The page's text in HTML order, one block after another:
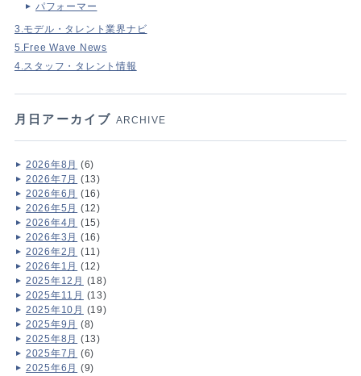
パフォーマー
3.モデル・タレント業界ナビ
5.Free Wave News
4.スタッフ・タレント情報
月日アーカイブ ARCHIVE
2026年8月 (6)
2026年7月 (13)
2026年6月 (16)
2026年5月 (12)
2026年4月 (15)
2026年3月 (16)
2026年2月 (11)
2026年1月 (12)
2025年12月 (18)
2025年11月 (13)
2025年10月 (19)
2025年9月 (8)
2025年8月 (13)
2025年7月 (6)
2025年6月 (9)